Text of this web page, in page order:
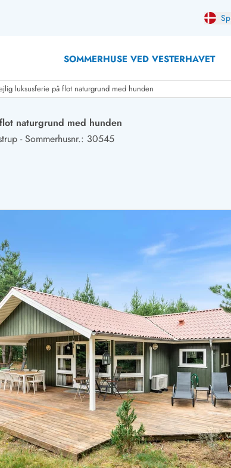
SOMMERHUSE VED VESTERHAVET
Sommerhuse med hund
inklusive
Sommerhuse med
Sommerhuse for 2 personer
Sommerhuse for 4 Personer
Sommerhuse for 6 Personer
Sommerhuse for 8 Personer
Sommerhuse for 10 personer
i BlåvandSommerhuse i Hvide Sande
Sommerhuse i Henne Strand
Sommerhuse i Ho
Sommerhuse i Houstrup
Sommerhuse i Houvig
Sommerhus på Holmsland Klit
Sommerhuse på Holmsland
Sommerhuse i Hvide Sande
Sommerhuse i Jegum
Sommerhuse i Klegod
luksusferie på flot naturgrund med hunden
naturgrund med hunden
-Sommerhusnr.: 30545